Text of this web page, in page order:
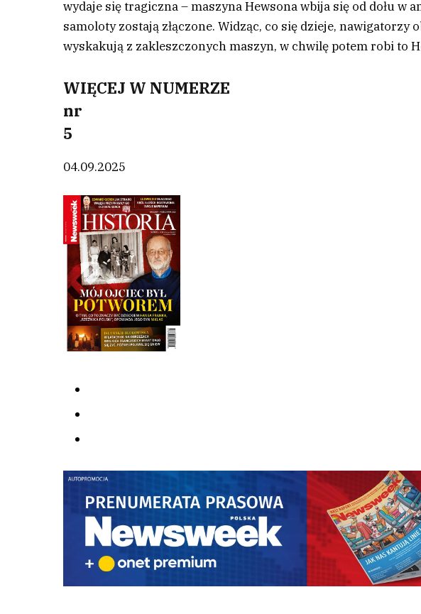
wydaje się tragiczna – maszyna Hewsona wbija się od dołu w
samoloty zostają złączone. Widząc, co się dzieje, nawigatorzy
wyskakują z zakleszczonych maszyn, w chwilę potem robi to
WIĘCEJ W NUMERZE
nr
5
04.09.2025